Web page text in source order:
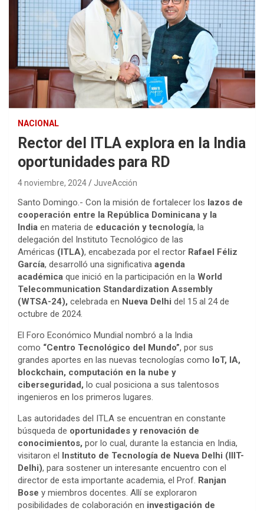
NACIONAL
Rector del ITLA explora en la India
oportunidades para RD
4 noviembre, 2024 JuveAcción
Santo Domingo.- Con la misión de fortalecer los lazos de
cooperación entre la República Dominicana y la
India en materia de educación y tecnología, la
delegación del Instituto Tecnológico de las
Américas (ITLA), encabezada por el rector Rafael Féliz
García, desarrolló una significativa agenda
académica que inició en la participación en la World
Telecommunication Standardization Assembly
(WTSA-24), celebrada en Nueva Delhi del 15 al 24 de
octubre de 2024.
El Foro Económico Mundial nombró a la India
como “Centro Tecnológico del Mundo”, por sus
grandes aportes en las nuevas tecnologías como IoT, IA,
blockchain, computación en la nube y
ciberseguridad, lo cual posiciona a sus talentosos
ingenieros en los primeros lugares.
Las autoridades del ITLA se encuentran en constante
búsqueda de oportunidades y renovación de
conocimientos, por lo cual, durante la estancia en India,
visitaron el Instituto de Tecnología de Nueva Delhi (IIIT-
Delhi), para sostener un interesante encuentro con el
director de esta importante academia, el Prof. Ranjan
Bose y miembros docentes. Allí se exploraron
posibilidades de colaboración en investigación de